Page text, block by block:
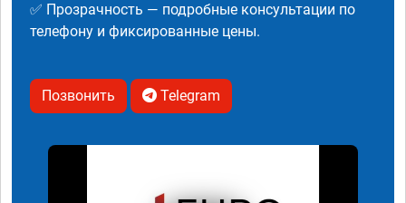
✅ Прозрачность — подробные консультации по
телефону и фиксированные цены.
Позвонить Telegram